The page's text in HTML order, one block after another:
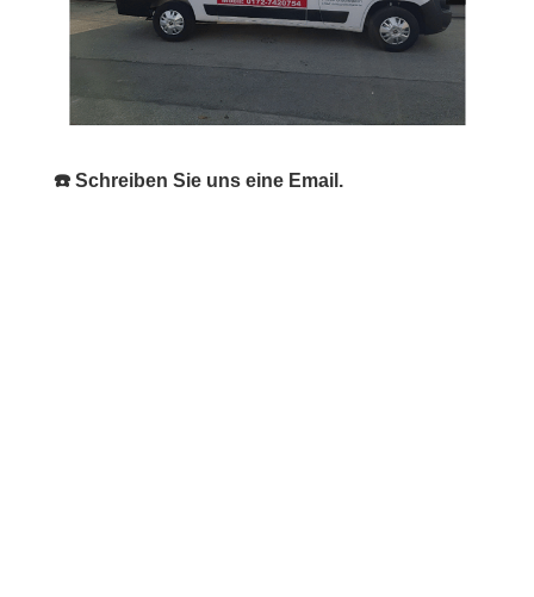
☎️ Schreiben Sie uns eine Email.